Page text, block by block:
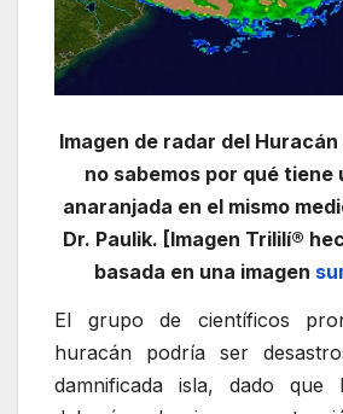
Imagen de radar del
no sabemos por qué tiene
anaranjada en el mismo
Dr. Paulik. [Imagen Trililí®
basada en una imagen
El grupo de científicos
huracán podría ser
damnificada isla, dado que